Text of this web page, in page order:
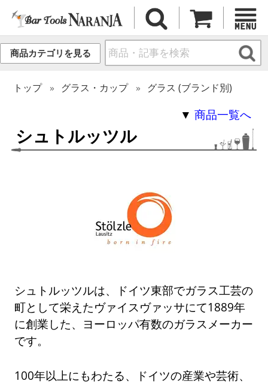
商品カテゴリを見る
トップ グラス・カップ グラス (ブランド別)
シュトルッツル
▼商品一覧へ
シュトルッツルは、ドイツ東部でガラス工芸の
町として栄えたヴァイスヴァッサにて1889年
に創業した、ヨーロッパ有数のガラスメーカー
です。
100年以上にもわたる、ドイツの産業や芸術、